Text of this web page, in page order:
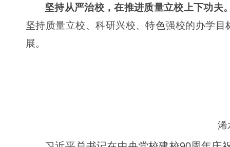
坚持从严治校，在推进质量立校上下功夫
坚持质量立校、科研兴校、特色强校的办学目
展。
浠